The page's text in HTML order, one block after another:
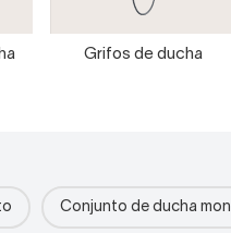
Grifos de ducha
Conjunto de ducha